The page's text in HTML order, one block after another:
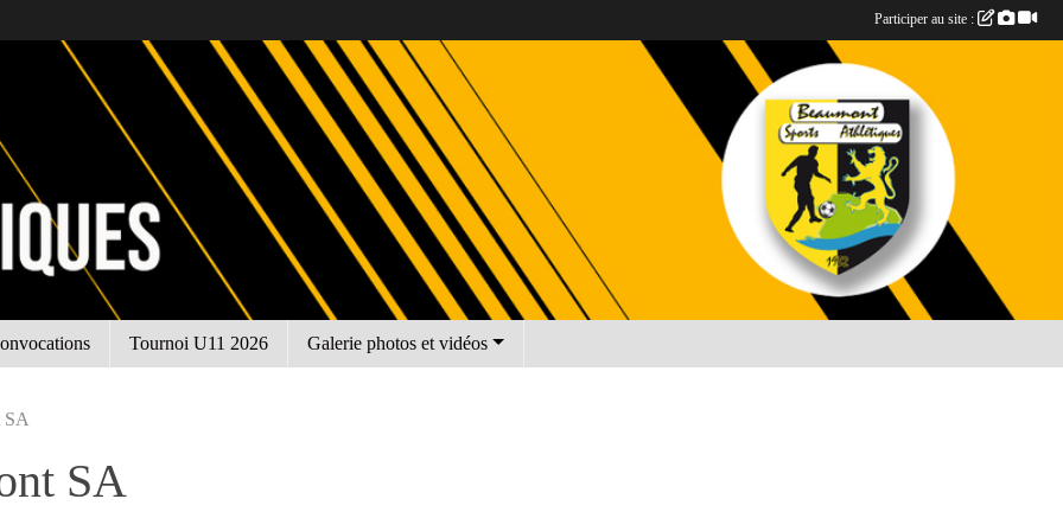
Tournoi U11 2026 Galerie photos et vidéos
SA
SA
Participer au site :